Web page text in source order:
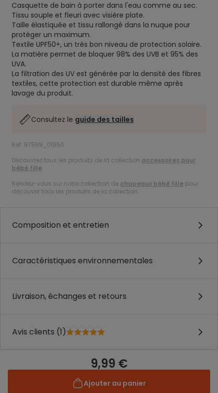
Casquette de bain à porter dans l'eau comme au sec.
Tissu souple et fleuri avec visière plate.
Taille élastiquée et tissu rallongé dans la nuque pour
protéger un maximum.
Textile UPF50+, un très bon niveau de protection solaire.
La matière permet de bloquer 98% des UVB et 95% des
UVA.
La filtration des UV est générée par la densité des fibres
textiles, cette protection est durable même après
lavage du produit.
Consultez le guide des tailles
Ref. 97599_01950
Découvrez tous les produits de la collection accessoires pour
bébé fille.
Rendez-vous sur notre collection de chapeaux bébé fille pour
découvrir tous les produits de la collection.
Composition et entretien
Caractéristiques environnementales
Livraison, échanges et retours
Avis clients (1)
9,99 €
Ajouter au panier